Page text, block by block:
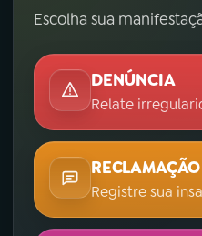
Escolha sua
DENÚNCIA
Relate
RECLAMAÇÃO
Registre sua